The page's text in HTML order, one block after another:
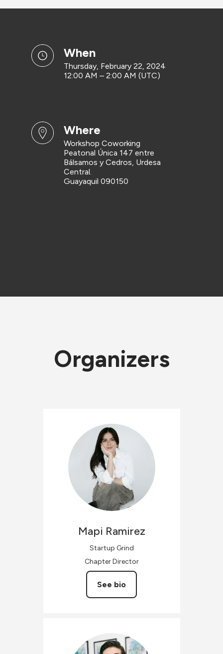
when
Thursday, February 22, 2024
12:00 AM – 2:00 AM (UTC)
where
Workshop Coworking
Peatonal Única 147 entre
Bálsamos y Cedros, Urdesa
Central.
Guayaquil 090150
Organizers
Mapi Ramirez
Startup Grind
Chapter Director
See bio